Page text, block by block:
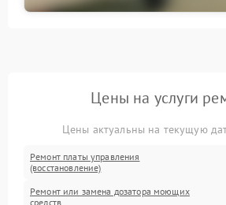
Цены на услуги
Цены актуальны на текущую
Ремонт платы управления
(восстановление)
Ремонт или замена дозатора моющих
средств